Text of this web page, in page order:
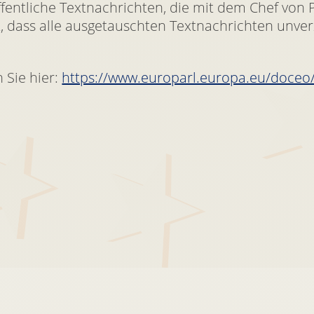
Textnachrichten, die mit dem Chef von
alle ausgetauschten Textnachrichten
hier: https://www.europarl.europa.eu/